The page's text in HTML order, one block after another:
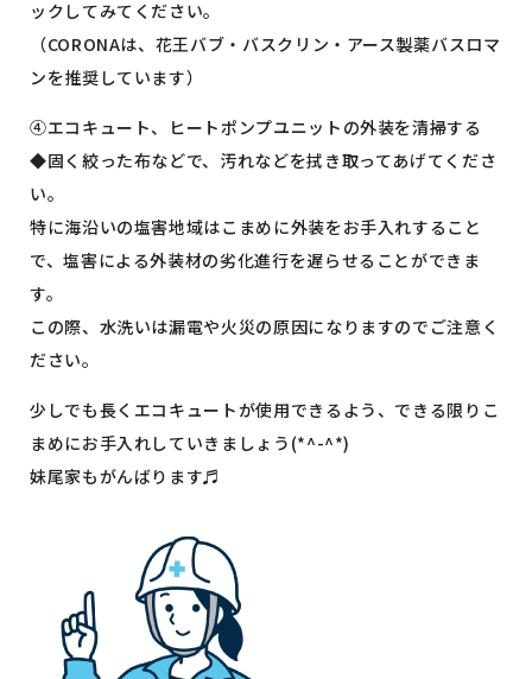
ックしてみてください。
（CORONAは、花王バブ・バスクリン・アース製薬バスロマ
ンを推奨しています）
④エコキュート、ヒートポンプユニットの外装を清掃する
◆固く絞った布などで、汚れなどを拭き取ってあげてくださ
い。
特に海沿いの塩害地域はこまめに外装をお手入れすること
で、塩害による外装材の劣化進行を遅らせることができま
す。
この際、水洗いは漏電や火災の原因になりますのでご注意く
ださい。
少しでも長くエコキュートが使用できるよう、できる限りこ
まめにお手入れしていきましょう(*^-^*)
妹尾家もがんばります♬